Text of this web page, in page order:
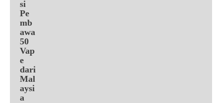
si
Pe
mb
awa
50
Vap
e
dari
Mal
aysi
a